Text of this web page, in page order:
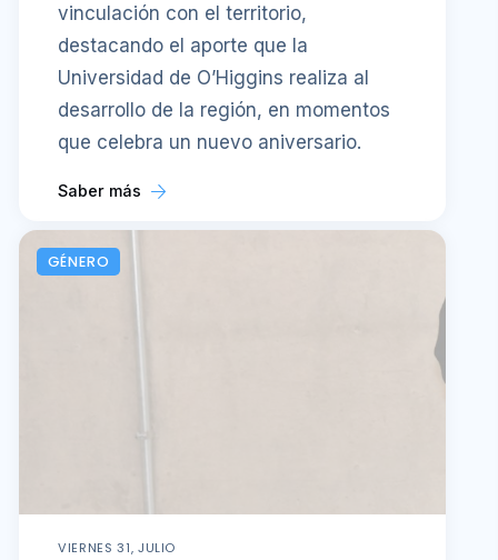
vinculación con el territorio,
destacando el aporte que la
Universidad de O’Higgins realiza al
desarrollo de la región, en momentos
que celebra un nuevo aniversario.
Saber más
GÉNERO
VIERNES 31, JULIO